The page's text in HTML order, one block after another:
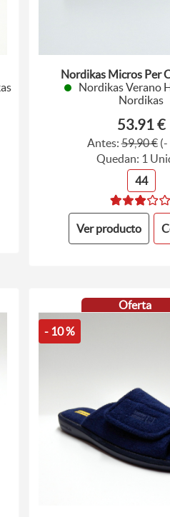
Nordikas Micros Per
Nordikas Verano
Nordikas
53.91 €
Antes:59,90 €(-
Quedan: 1
44
Ver producto
Oferta
- 10 %